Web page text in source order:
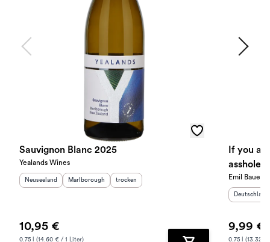
Sauvignon Blanc 2025
Yealands Wines
Herkunftsland
Neuseeland Herkunftsregion
Marlborough Geschmack
trocken
10,95 €
0.75 l (14.60 € / 1 Liter)
If you
asshole
trocken
Emil Bauer
Deutschland
9,99 €
0.75 l (13.32 €